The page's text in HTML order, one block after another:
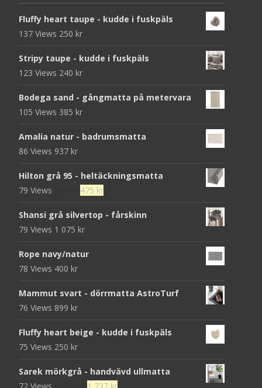
Fluffy heart taupe - kudde i fuskpäls
137 Views 250 kr
Stripy taupe - kudde i fuskpäls
123 Views 240 kr
Bodega sand - gångmatta på metervara
105 Views 385 kr
Amalia natur - badrumsmatta
86 Views 937 kr
Hilton grå 95 - heltäckningsmatta
79 Views
Det
priset
var:
475 krDet
priset
Shansi grå silvertop - fårskinn
79 Views 1 075 kr
Rope navy/natur
78 Views 400 kr
Mammut svart - dörrmatta AstroTurf
76 Views 899 kr
Fluffy heart beige - kudde i fuskpäls
75 Views 250 kr
Sarek mörkgrå - handvävd ullmatta
72 Views
Det
1 737 krDet